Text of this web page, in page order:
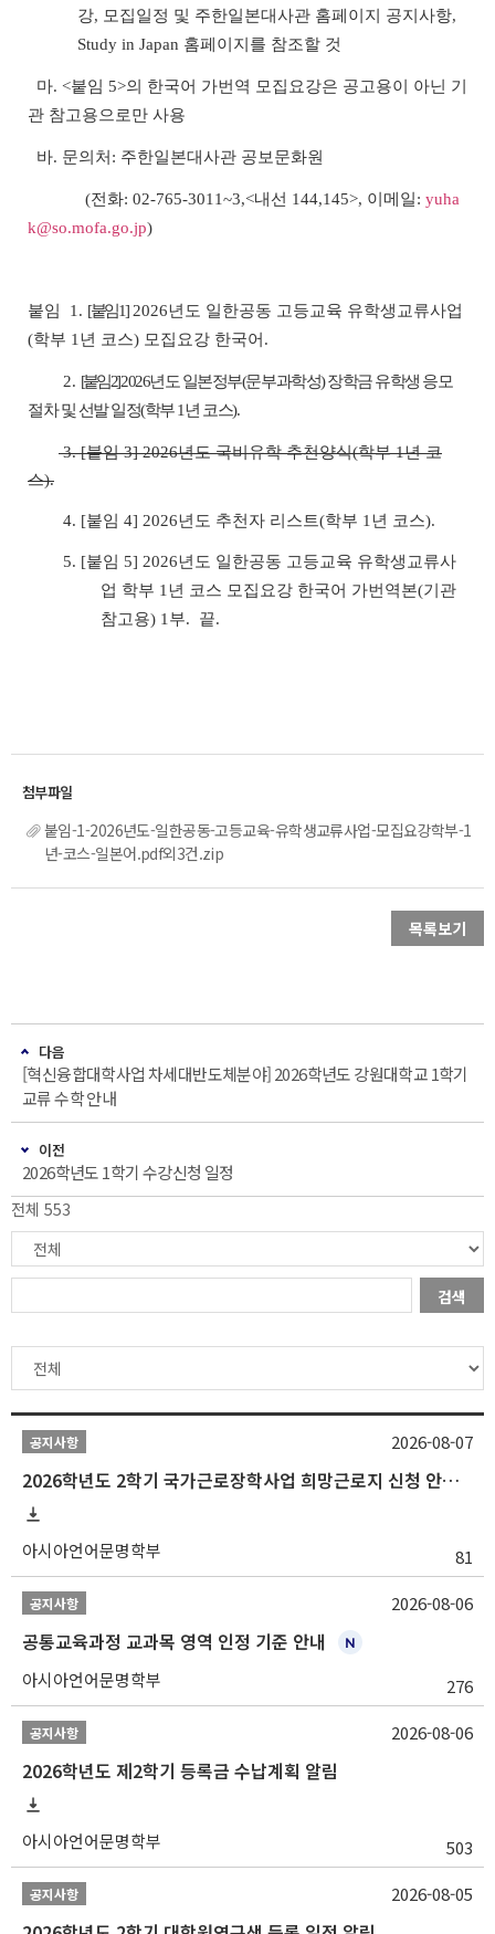
강, 모집일정 및 주한일본대사관 홈페이지 공지사항,
Study in Japan 홈페이지를 참조할 것
마. <붙임 5>의 한국어 가번역 모집요강은 공고용이 아닌 기
관 참고용으로만 사용
바. 문의처: 주한일본대사관 공보문화원
(전화: 02-765-3011~3,<내선 144,145>, 이메일: yuha
k@so.mofa.go.jp)
붙임 1. [붙임 1]2026년도 일한공동 고등교육 유학생교류사업
(학부 1년 코스) 모집요강 한국어.
2. [붙임 2]2026년도 일본정부(문부과학성) 장학금 유학생 응모
절차 및 선발 일정(학부 1년 코스)
3. [붙임 3] 2026년도 국비유학 추천양식(학부 1년 코
스).
4. [붙임 4] 2026년도 추천자 리스트(학부 1년 코스).
5. [붙임 5] 2026년도 일한공동 고등교육 유학생교류사
업 학부 1년 코스 모집요강 한국어 가번역본(기관
참고용) 1부. 끝.
붙임-1-2026년도-일한공동-고등교육-유학생교류사업-모집요강학부-1
년-코스-일본어.pdf외3건.zip
목록보기
다음
[혁신융합대학사업 차세대반도체분야] 2026학년도 강원대학교 1학기
교류 수학 안내
이전
2026학년도 1학기 수강신청 일정
전체 553
검색
공지사항
2026학년도 2학기 국가근로장학사업 희망근로지 신청 안내
아시아언어문명학부 81
2026-08-07
공지사항
공통교육과정 교과목 영역 인정 기준 안내
아시아언어문명학부 276
2026-08-06
공지사항
2026학년도 제2학기 등록금 수납계획 알림
아시아언어문명학부 503
2026-08-06
공지사항 2026-08-05